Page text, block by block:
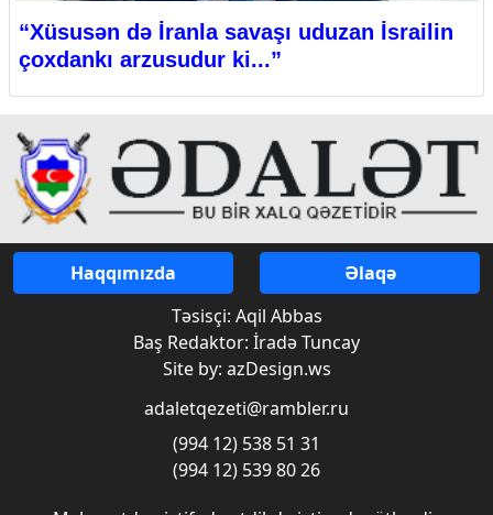
“Xüsusən də İranla savaşı uduzan İsrailin
çoxdankı arzusudur ki...”
Haqqımızda
Əlaqə
Təsisçi: Aqil Abbas
Baş Redaktor: İradə Tuncay
Site by: azDesign.ws
adaletqezeti@rambler.ru
(994 12) 538 51 31
(994 12) 539 80 26